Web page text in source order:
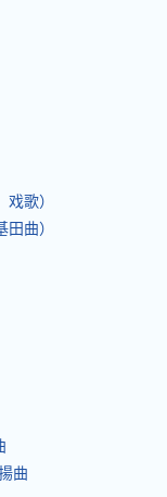
戏歌）
田曲）
曲